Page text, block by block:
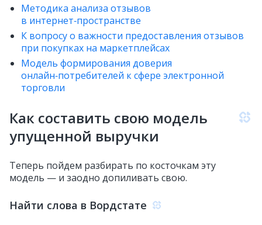
Методика анализа отзывов
в интернет‑пространстве
К вопросу о важности предоставления отзывов
при покупках на маркетплейсах
Модель формирования доверия
онлайн‑потребителей к сфере электронной
торговли
Как составить свою модель
упущенной выручки
Теперь пойдем разбирать по косточкам эту
модель — и заодно допиливать свою.
Найти слова в Вордстате